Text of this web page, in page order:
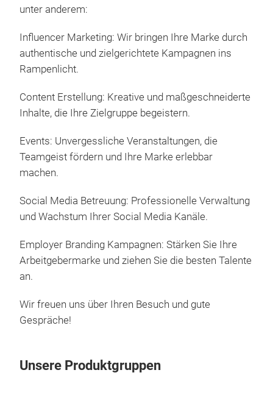
unter anderem:
Influencer Marketing: Wir bringen Ihre Marke durch
authentische und zielgerichtete Kampagnen ins
Rampenlicht.
Content Erstellung: Kreative und maßgeschneiderte
Inhalte, die Ihre Zielgruppe begeistern.
Events: Unvergessliche Veranstaltungen, die
Teamgeist fördern und Ihre Marke erlebbar
machen.
Social Media Betreuung: Professionelle Verwaltung
und Wachstum Ihrer Social Media Kanäle.
Employer Branding Kampagnen: Stärken Sie Ihre
Arbeitgebermarke und ziehen Sie die besten Talente
an.
Wir freuen uns über Ihren Besuch und gute
Gespräche!
Unsere Produktgruppen